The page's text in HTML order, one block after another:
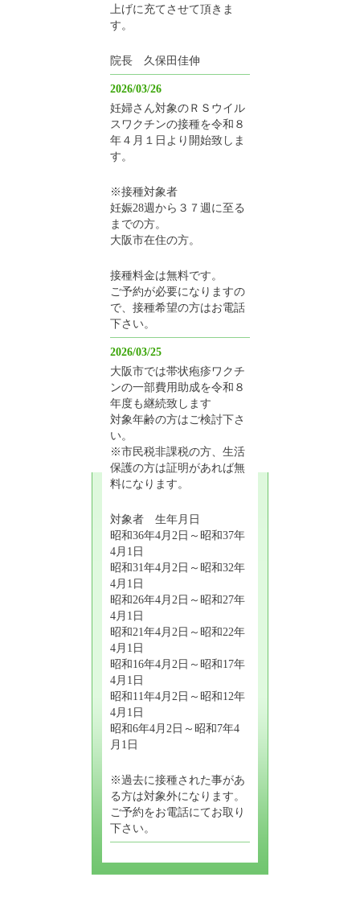
上げに充てさせて頂きま
す。
院長 久保田佳伸
2026/03/26
妊婦さん対象のＲＳウイル
スワクチンの接種を令和８
年４月１日より開始致しま
す。
※接種対象者
妊娠28週から３７週に至る
までの方。
大阪市在住の方。
接種料金は無料です。
ご予約が必要になりますの
で、接種希望の方はお電話
下さい。
2026/03/25
大阪市では帯状疱疹ワクチ
ンの一部費用助成を令和８
年度も継続致します
対象年齢の方はご検討下さ
い。
※市民税非課税の方、生活
保護の方は証明があれば無
料になります。
対象者 生年月日
昭和36年4月2日～昭和37年
4月1日
昭和31年4月2日～昭和32年
4月1日
昭和26年4月2日～昭和27年
4月1日
昭和21年4月2日～昭和22年
4月1日
昭和16年4月2日～昭和17年
4月1日
昭和11年4月2日～昭和12年
4月1日
昭和6年4月2日～昭和7年4
月1日
※過去に接種された事があ
る方は対象外になります。
ご予約をお電話にてお取り
下さい。